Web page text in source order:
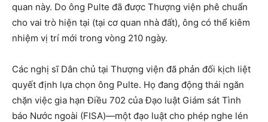
quan này. Do ông Pulte đã được Thượng viện phê chuẩn
cho vai trò hiện tại (tại cơ quan nhà đất), ông có thể kiêm
nhiệm vị trí mới trong vòng 210 ngày.
Các nghị sĩ Dân chủ tại Thượng viện đã phản đối kịch liệt
quyết định lựa chọn ông Pulte. Họ đang động thái ngăn
chặn việc gia hạn Điều 702 của Đạo luật Giám sát Tình
báo Nước ngoài (FISA)—một đạo luật cho phép nghe lén